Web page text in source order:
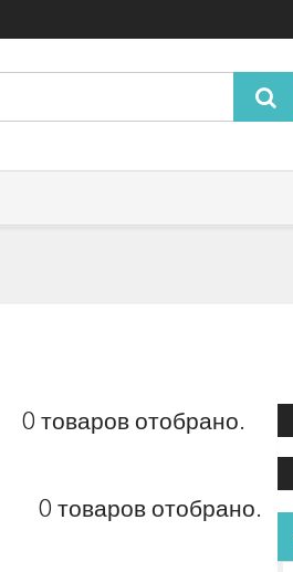
0 товаров отобрано.
0 товаров отобрано.